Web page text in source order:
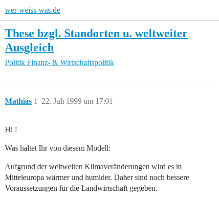
wer-weiss-was.de
These bzgl. Standorten u. weltweiter
Ausgleich
Politik Finanz- & Wirtschaftspolitik
Mathias 22. Juli 1999 um 17:01
1
Hi !
Was haltet Ihr von diesem Modell:
Aufgrund der weltweiten Klimaveränderungen wird es in
Mitteleuropa wärmer und humider. Daher sind noch bessere
Voraussetzungen für die Landwirtschaft gegeben.